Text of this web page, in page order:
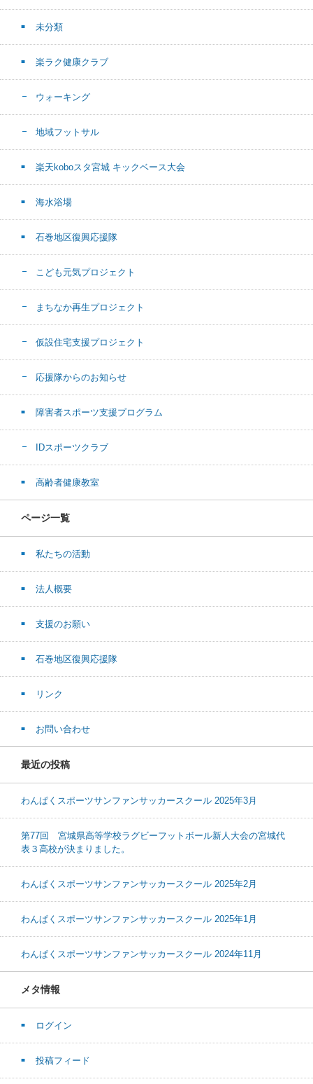
未分類
楽ラク健康クラブ
ウォーキング
地域フットサル
楽天koboスタ宮城 キックベース大会
海水浴場
石巻地区復興応援隊
こども元気プロジェクト
まちなか再生プロジェクト
仮設住宅支援プロジェクト
応援隊からのお知らせ
障害者スポーツ支援プログラム
IDスポーツクラブ
高齢者健康教室
ページ一覧
私たちの活動
法人概要
支援のお願い
石巻地区復興応援隊
リンク
お問い合わせ
最近の投稿
わんぱくスポーツサンファンサッカースクール 2025年3月
第77回 宮城県高等学校ラグビーフットボール新人大会の宮城代
表３高校が決まりました。
わんぱくスポーツサンファンサッカースクール 2025年2月
わんぱくスポーツサンファンサッカースクール 2025年1月
わんぱくスポーツサンファンサッカースクール 2024年11月
メタ情報
ログイン
投稿フィード